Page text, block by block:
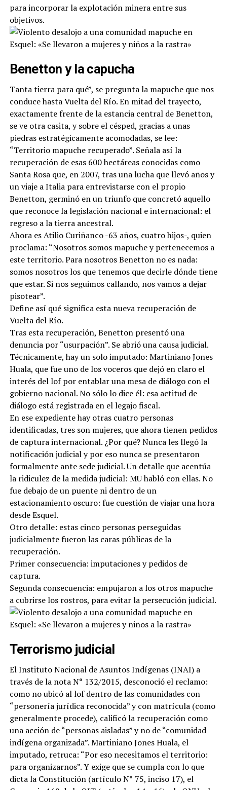
para incorporar la explotación minera entre sus
objetivos.
Benetton y la capucha
Tanta tierra para qué”, se pregunta la mapuche que nos
conduce hasta Vuelta del Río. En mitad del trayecto,
exactamente frente de la estancia central de Benetton,
se ve otra casita, y sobre el césped, gracias a unas
piedras estratégicamente acomodadas, se lee:
“Territorio mapuche recuperado”. Señala así la
recuperación de esas 600 hectáreas conocidas como
Santa Rosa que, en 2007, tras una lucha que llevó años y
un viaje a Italia para entrevistarse con el propio
Benetton, germinó en un triunfo que concretó aquello
que reconoce la legislación nacional e internacional: el
regreso a la tierra ancestral.
Ahora es Atilio Curiñanco -63 años, cuatro hijos-, quien
proclama: “Nosotros somos mapuche y pertenecemos a
este territorio. Para nosotros Benetton no es nada:
somos nosotros los que tenemos que decirle dónde tiene
que estar. Si nos seguimos callando, nos vamos a dejar
pisotear”.
Define así qué significa esta nueva recuperación de
Vuelta del Río.
Tras esta recuperación, Benetton presentó una
denuncia por “usurpación”. Se abrió una causa judicial.
Técnicamente, hay un solo imputado: Martiniano Jones
Huala, que fue uno de los voceros que dejó en claro el
interés del lof por entablar una mesa de diálogo con el
gobierno nacional. No sólo lo dice él: esa actitud de
diálogo está registrada en el legajo fiscal.
En ese expediente hay otras cuatro personas
identificadas, tres son mujeres, que ahora tienen pedidos
de captura internacional. ¿Por qué? Nunca les llegó la
notificación judicial y por eso nunca se presentaron
formalmente ante sede judicial. Un detalle que acentúa
la ridiculez de la medida judicial: MU habló con ellas. No
fue debajo de un puente ni dentro de un
estacionamiento oscuro: fue cuestión de viajar una hora
desde Esquel.
Otro detalle: estas cinco personas perseguidas
judicialmente fueron las caras públicas de la
recuperación.
Primer consecuencia: imputaciones y pedidos de
captura.
Segunda consecuencia: empujaron a los otros mapuche
a cubrirse los rostros, para evitar la persecución judicial.
Terrorismo judicial
El Instituto Nacional de Asuntos Indígenas (INAI) a
través de la nota N° 132/2015, desconoció el reclamo:
como no ubicó al lof dentro de las comunidades con
“personería jurídica reconocida” y con matrícula (como
generalmente procede), calificó la recuperación como
una acción de “personas aisladas” y no de “comunidad
indígena organizada”. Martiniano Jones Huala, el
imputado, retruca: “Por eso necesitamos el territorio:
para organizarnos”. Y exige que se cumpla con lo que
dicta la Constitución (artículo N° 75, inciso 17), el